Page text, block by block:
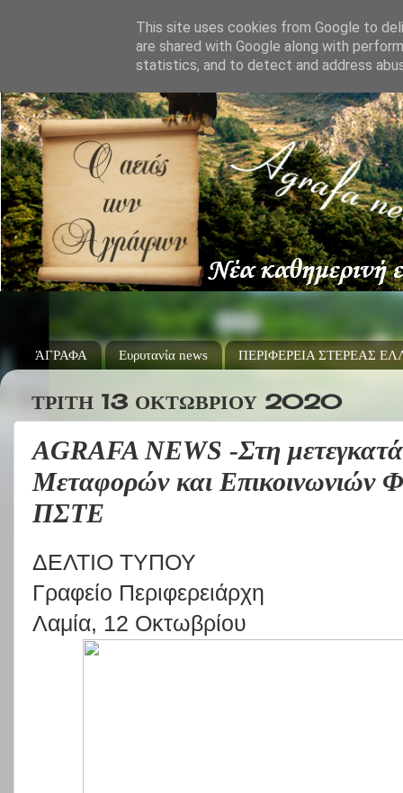
ΆΓΡΑΦΑ Ευρυτανία news ΠΕΡΙΦΕΡΕΙΑ ΣΤΕΡΕΑΣ
ΤΡΊΤΗ 13 ΟΚΤΩΒΡΊΟΥ 2020
AGRAFA NEWS -Στη
Μεταφορών και Επικοινωνιών
ΠΣΤΕ
ΔΕΛΤΙΟ ΤΥΠΟΥ
Γραφείο Περιφερειάρχη
Λαμία, 12 Οκτωβρίου
This site uses cookies from Google to
are shared with Google along with
statistics, and to detect and address